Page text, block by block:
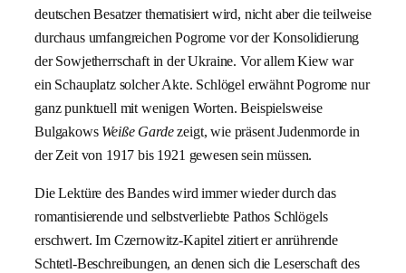
deutschen Besatzer thematisiert wird, nicht aber die teilweise
durchaus umfangreichen Pogrome vor der Konsolidierung
der Sowjetherrschaft in der Ukraine. Vor allem Kiew war
ein Schauplatz solcher Akte. Schlögel erwähnt Pogrome nur
ganz punktuell mit wenigen Worten. Beispielsweise
Bulgakows Weiße Gardezeigt, wie präsent Judenmorde in
der Zeit von 1917 bis 1921 gewesen sein müssen.
Die Lektüre des Bandes wird immer wieder durch das
romantisierende und selbstverliebte Pathos Schlögels
erschwert. Im Czernowitz-Kapitel zitiert er anrührende
Schtetl-Beschreibungen, an denen sich die Leserschaft des